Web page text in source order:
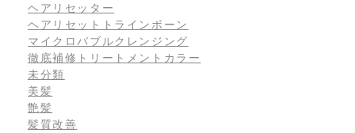
ヘアリセッター
ヘアリセットトラインボーン
マイクロバブルクレンジング
徹底補修トリートメントカラー
未分類
美髪
艶髪
髪質改善